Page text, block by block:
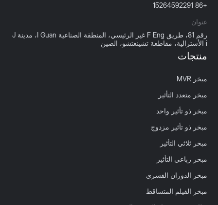
+86 15264592291
عنوان
رقم 81، طريق F Eng غير الرئيسي، المنطقة الصناعية I Guan، مدينة J
i الأسترالية، مقاطعة تشينغتشو، الصين
منتجات
مبخر MVR
مبخر متعدد التأثير
مبخر ذو تأثير واحد
مبخر ذو تأثير مزدوج
مبخر ثلاثي التأثير
مبخر رباعي التأثير
مبخر الدوران القسري
مبخر الفيلم المتساقط